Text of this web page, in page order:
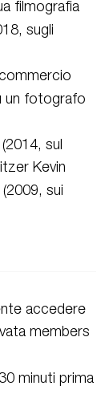
filmografia
sugli
un fotografo
(2014, sul
Kevin
(2009, sui
accedere
members
minuti prima